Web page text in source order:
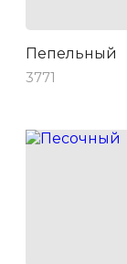
Пепельный
3771